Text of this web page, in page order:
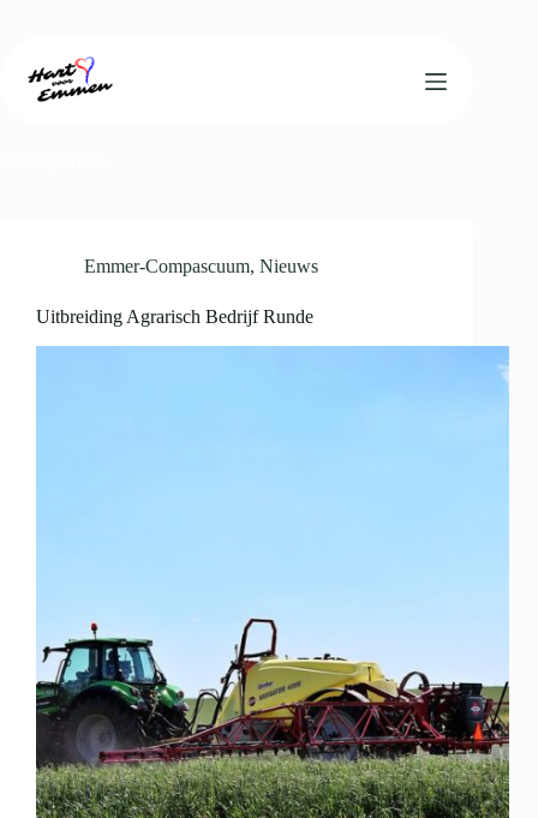
inhoud
Emmer-Compascuum, Nieuws
Uitbreiding Agrarisch Bedrijf Runde